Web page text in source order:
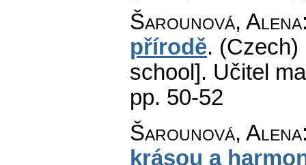
Šarounová, Alena
přírodě. (Czech)
school]. Učitel
pp. 50-52
Šarounová, Alena
krásou a